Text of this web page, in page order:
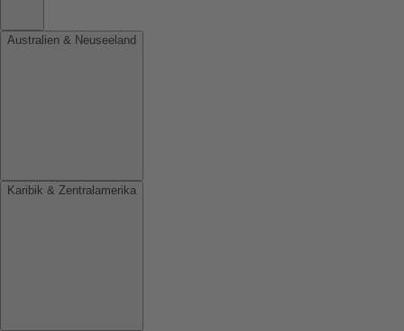
Australien & Neuseeland
Karibik & Zentralamerika